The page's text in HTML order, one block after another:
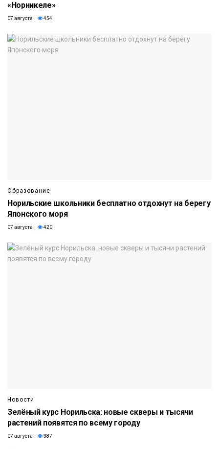
«Норникеле»
07 августа 454
Образование
Норильские школьники бесплатно отдохнут на берегу
Японского моря
07 августа 420
Новости
Зелёный курс Норильска: новые скверы и тысячи
растений появятся по всему городу
07 августа 387